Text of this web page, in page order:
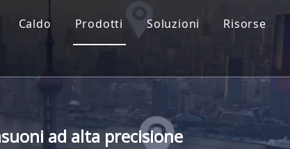
Caldo Prodotti Soluzioni Risorse
ad alta precisione